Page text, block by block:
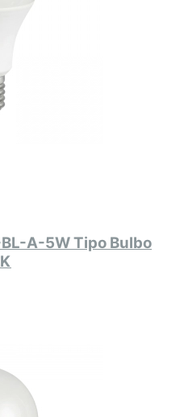
A-5W Tipo Bulbo